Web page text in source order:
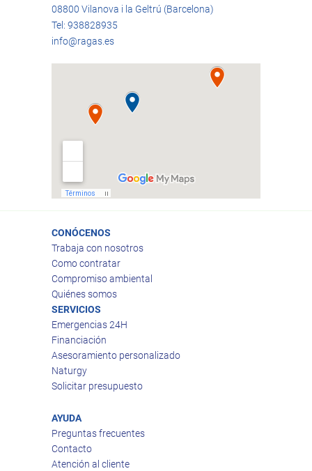
08800 Vilanova i la Geltrú (Barcelona)
Tel: 938828935
info@ragas.es
CONÓCENOS
Trabaja con nosotros
Como contratar
Compromiso ambiental
Quiénes somos
SERVICIOS
Emergencias 24H
Financiación
Asesoramiento personalizado
Naturgy
Solicitar presupuesto
AYUDA
Preguntas frecuentes
Contacto
Atención al cliente